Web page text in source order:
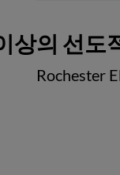
상의 선도
Rochester